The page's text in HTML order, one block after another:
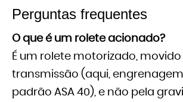
Perguntas frequentes
O que é um rolete acionado?
É um rolete motorizado,
transmissão (aqui,
padrão ASA 40), e não pela